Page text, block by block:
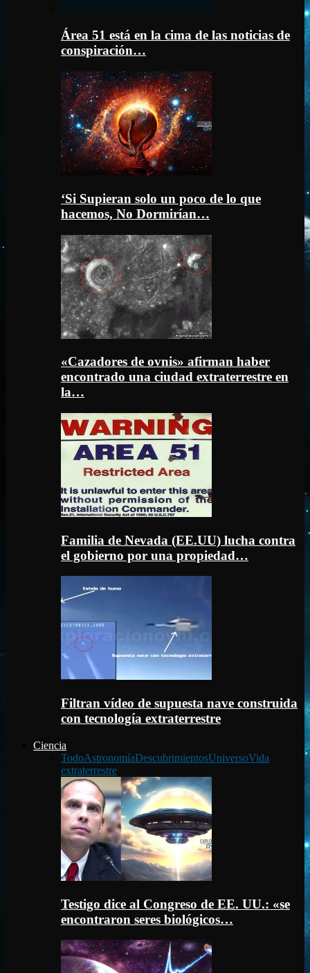
Área 51 está en la cima de las noticias de
conspiración…
‘Si Supieran solo un poco de lo que
hacemos, No Dormirían…
«Cazadores de ovnis» afirman haber
encontrado una ciudad extraterrestre en
la…
Familia de Nevada (EE.UU) lucha contra
el gobierno por una propiedad…
Filtran vídeo de supuesta nave construida
con tecnología extraterrestre
Ciencia
TodoAstronomíaDescubrimientosUniversoVida
extraterrestre
Testigo dice al Congreso de EE. UU.: «se
encontraron seres biológicos…